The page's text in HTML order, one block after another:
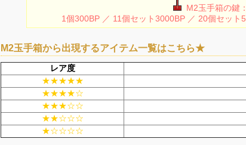
M2玉手箱の鍵：
1個300BP ／ 11個セット3000BP ／ 20個セット
M2玉手箱から出現するアイテム一覧はこちら★
レア度
★★★★★
★★★★☆
★★★☆☆
★★☆☆☆
★☆☆☆☆